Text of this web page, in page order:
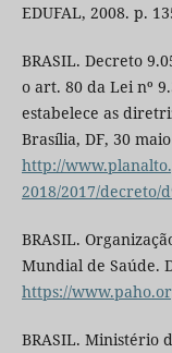
EDUFAL, 2008. p.
BRASIL. Decreto
o art. 80 da Lei nº
estabelece as
Brasília, DF, 30
http://
2018/2017/decreto/
BRASIL.
Mundial de Saúde.
https://
BRASIL. Ministério